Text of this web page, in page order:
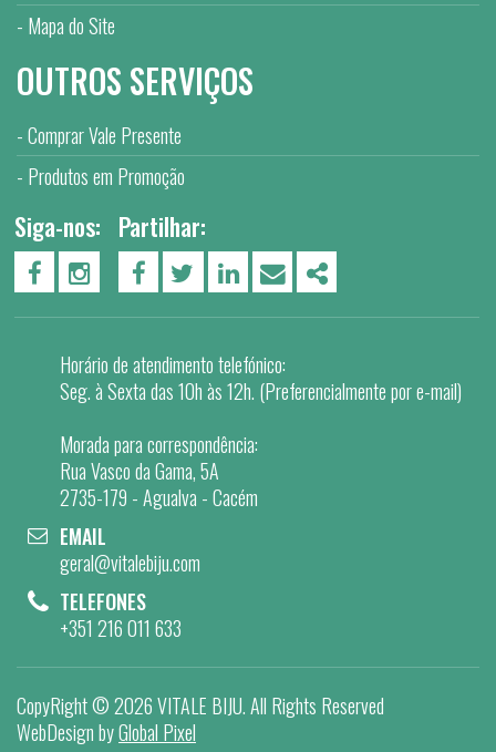
Mapa do Site
OUTROS SERVIÇOS
Comprar Vale Presente
Produtos em Promoção
Siga-nos:
PÁGINA DO FACEBOOK
PÁGINA DO INSTAGRAM
Partilhar:
FACEBOOKTWITTERLINKEDIN
EMAIL
Horário de atendimento telefónico:
Seg. à Sexta das 10h às 12h. (Preferencialmente por e-mail)
Morada para correspondência:
Rua Vasco da Gama, 5A
2735-179 - Agualva - Cacém
EMAIL
geral@vitalebiju.com
TELEFONES
+351 216 011 633
CopyRight ©2026 VITALE BIJU. All Rights Reserved
WebDesign byGlobal Pixel